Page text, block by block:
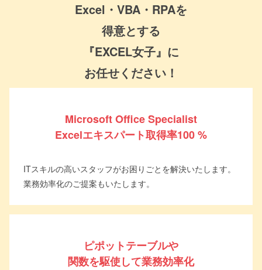
Excel・VBA・RPAを
得意とする
『EXCEL女子』に
お任せください！
Microsoft Office Specialist
Excelエキスパート取得率100 %
ITスキルの高いスタッフがお困りごとを解決いたします。
業務効率化のご提案もいたします。
ピポットテーブルや
関数を駆使して業務効率化